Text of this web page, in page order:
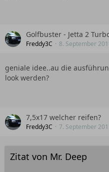
Golfbuster - Jetta 2
Freddy3C 8. September
geniale idee..au die
look werden?
7,5x17 welcher reifen?
Freddy3C 7. September
Zitat von Mr. Deep